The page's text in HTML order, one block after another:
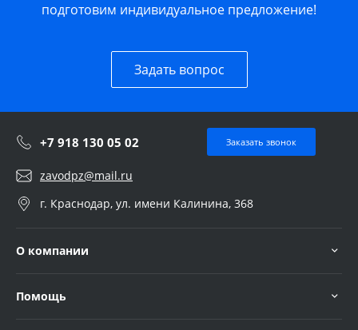
подготовим индивидуальное предложение!
Задать вопрос
+7 918 130 05 02 Заказать звонок
zavodpz@mail.ru
г. Краснодар, ул. имени Калинина, 368
О компании
Помощь